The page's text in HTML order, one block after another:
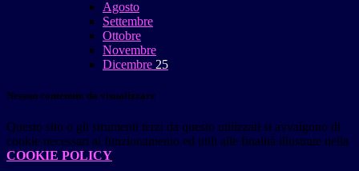
Agosto
Settembre
Ottobre
Novembre
Dicembre 25
Nessun contenuto da visualizzare
Questo sito o gli strumenti terzi da questo utilizzati si avvalgono di
cookie necessari al funzionamento ed utili alle finalità illustrate nella
COOKIE POLICY.